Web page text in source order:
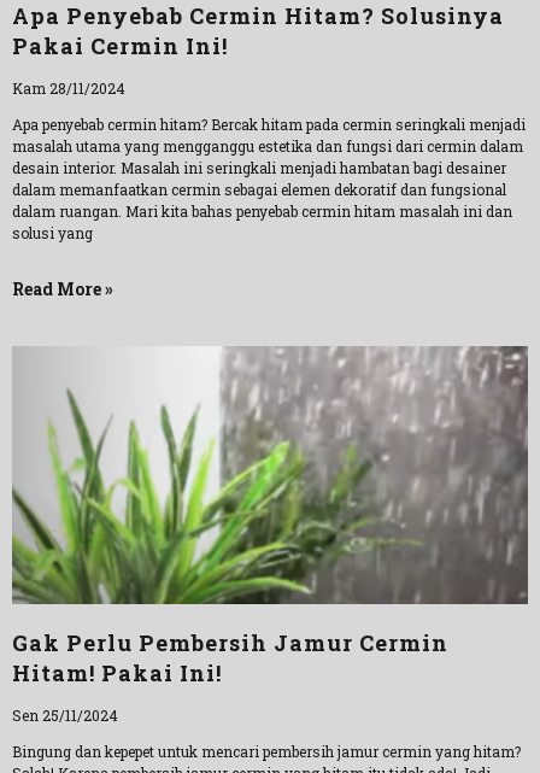
Apa Penyebab Cermin Hitam? Solusinya
Pakai Cermin Ini!
Kam 28/11/2024
Apa penyebab cermin hitam? Bercak hitam pada cermin seringkali menjadi
masalah utama yang mengganggu estetika dan fungsi dari cermin dalam
desain interior. Masalah ini seringkali menjadi hambatan bagi desainer
dalam memanfaatkan cermin sebagai elemen dekoratif dan fungsional
dalam ruangan. Mari kita bahas penyebab cermin hitam masalah ini dan
solusi yang
Read More »
Gak Perlu Pembersih Jamur Cermin
Hitam! Pakai Ini!
Sen 25/11/2024
Bingung dan kepepet untuk mencari pembersih jamur cermin yang hitam?